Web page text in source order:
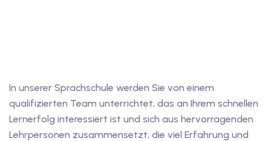
In unserer Sprachschule werden Sie von einem
qualifizierten Team unterrichtet, das an Ihrem schnellen
Lernerfolg interessiert ist und sich aus hervorragenden
Lehrpersonen zusammensetzt, die viel Erfahrung und